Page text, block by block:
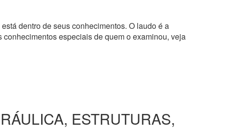
dentro de seus conhecimentos. O laudo é a
especiais de quem o examinou, veja
ESTRUTURAS,